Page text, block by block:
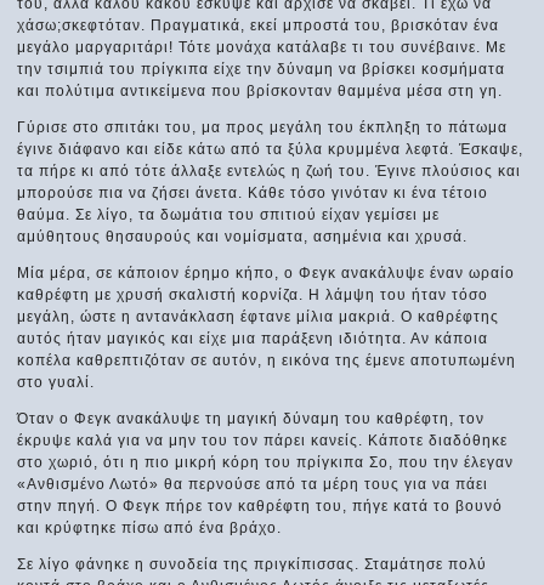
του, αλλά καλού κακού έσκυψε και άρχισε να σκάβει. Τι έχω να
χάσω;σκεφτόταν. Πραγματικά, εκεί μπροστά του, βρισκόταν ένα
μεγάλο μαργαριτάρι! Τότε μονάχα κατάλαβε τι του συνέβαινε. Με
την τσιμπιά του πρίγκιπα είχε την δύναμη να βρίσκει κοσμήματα
και πολύτιμα αντικείμενα που βρίσκονταν θαμμένα μέσα στη γη.
Γύρισε στο σπιτάκι του, μα προς μεγάλη του έκπληξη το πάτωμα
έγινε διάφανο και είδε κάτω από τα ξύλα κρυμμένα λεφτά. Έσκαψε,
τα πήρε κι από τότε άλλαξε εντελώς η ζωή του. Έγινε πλούσιος και
μπορούσε πια να ζήσει άνετα. Κάθε τόσο γινόταν κι ένα τέτοιο
θαύμα. Σε λίγο, τα δωμάτια του σπιτιού είχαν γεμίσει με
αμύθητους θησαυρούς και νομίσματα, ασημένια και χρυσά.
Μία μέρα, σε κάποιον έρημο κήπο, ο Φεγκ ανακάλυψε έναν ωραίο
καθρέφτη με χρυσή σκαλιστή κορνίζα. Η λάμψη του ήταν τόσο
μεγάλη, ώστε η αντανάκλαση έφτανε μίλια μακριά. Ο καθρέφτης
αυτός ήταν μαγικός και είχε μια παράξενη ιδιότητα. Αν κάποια
κοπέλα καθρεπτιζόταν σε αυτόν, η εικόνα της έμενε αποτυπωμένη
στο γυαλί.
Όταν ο Φεγκ ανακάλυψε τη μαγική δύναμη του καθρέφτη, τον
έκρυψε καλά για να μην του τον πάρει κανείς. Κάποτε διαδόθηκε
στο χωριό, ότι η πιο μικρή κόρη του πρίγκιπα Σο, που την έλεγαν
«Ανθισμένο Λωτό» θα περνούσε από τα μέρη τους για να πάει
στην πηγή. Ο Φεγκ πήρε τον καθρέφτη του, πήγε κατά το βουνό
και κρύφτηκε πίσω από ένα βράχο.
Σε λίγο φάνηκε η συνοδεία της πριγκίπισσας. Σταμάτησε πολύ